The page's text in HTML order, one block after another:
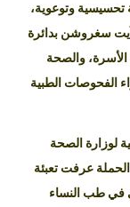
وتوعوية،
سغروشن بدائرة
والصحة
الفحوصات الطبية
لوزارة الصحة
عرفت تعبئة
في طب النساء